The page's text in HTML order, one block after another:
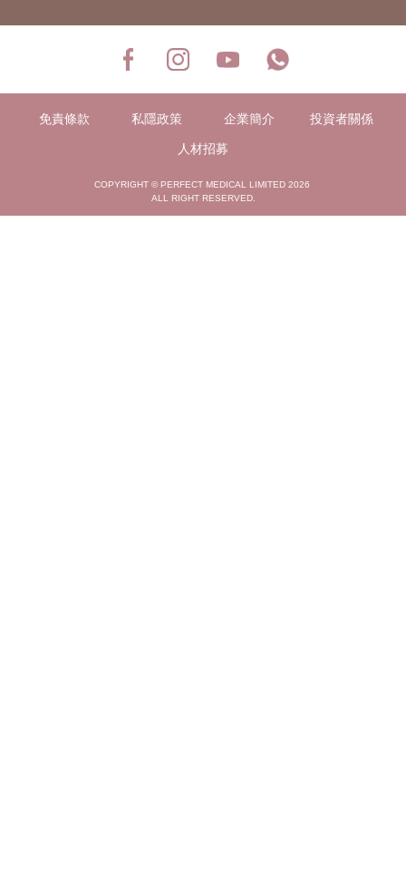
免責條款 私隱政策 企業簡介 投資者關係
人材招募
COPYRIGHT © PERFECT MEDICAL LIMITED 2026
ALL RIGHT RESERVED.